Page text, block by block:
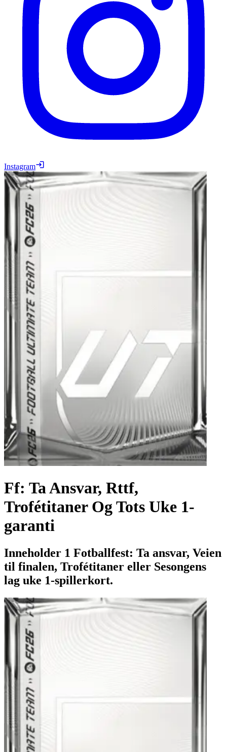
Instagram
Ff: Ta Ansvar, Rttf,
Trofétitaner Og Tots Uke 1-
garanti
Inneholder 1 Fotballfest: Ta ansvar, Veien
til finalen, Trofétitaner eller Sesongens
lag uke 1-spillerkort.